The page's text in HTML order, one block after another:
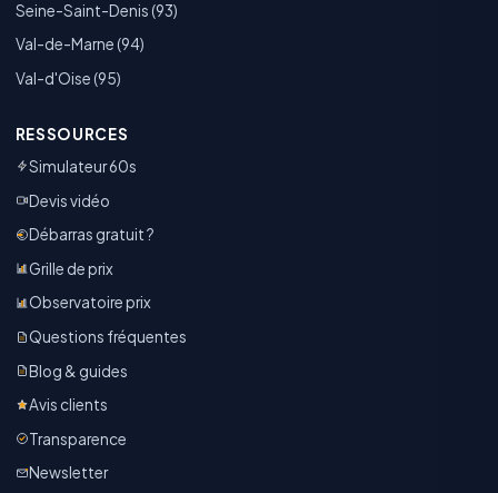
Seine-Saint-Denis (93)
Val-de-Marne (94)
Val-d'Oise (95)
RESSOURCES
Simulateur 60s
Devis vidéo
Débarras gratuit ?
Grille de prix
Observatoire prix
Questions fréquentes
Blog & guides
Avis clients
Transparence
Newsletter